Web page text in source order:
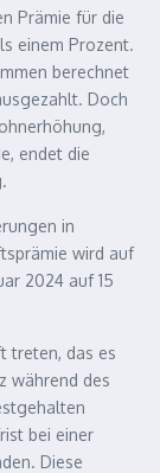
Prämie für die
einem Prozent.
berechnet
Doch
endet die
in
wird auf
2024 auf 15
treten, das es
während des
bei einer
Diese